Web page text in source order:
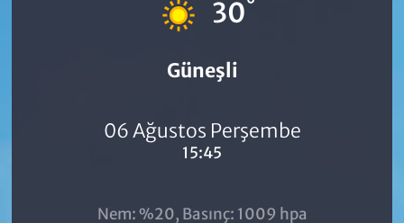
30°
Güneşli
06 Ağustos Perşembe
15:45
Nem: %20, Basınç: 1009 hpa